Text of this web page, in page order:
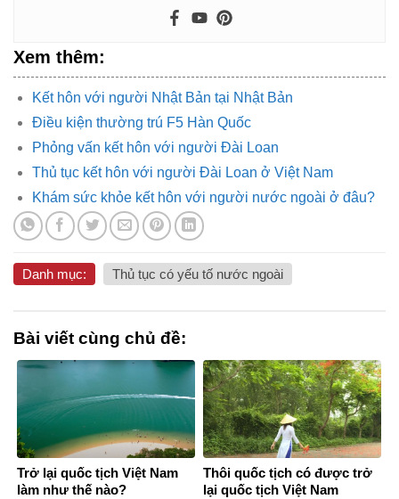
Xem thêm:
Kết hôn với người Nhật Bản tại Nhật Bản
Điều kiện thường trú F5 Hàn Quốc
Phỏng vấn kết hôn với người Đài Loan
Thủ tục kết hôn với người Đài Loan ở Việt Nam
Khám sức khỏe kết hôn với người nước ngoài ở đâu?
Danh mục: Thủ tục có yếu tố nước ngoài
Bài viết cùng chủ đề:
Trở lại quốc tịch Việt Nam
làm như thế nào?
Thôi quốc tịch có được trở
lại quốc tịch Việt Nam